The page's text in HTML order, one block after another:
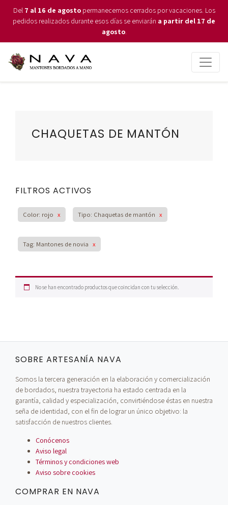
Del 7 al 16 de agostopermanecemos cerrados por vacaciones. Los
pedidos realizados durante esos días se enviarán a partir del 17 de
agosto.
CHAQUETAS DE MANTÓN
FILTROS ACTIVOS
Color: rojo x Tipo: Chaquetas de mantón x
Tag: Mantones de novia x
No se han encontrado productos que coincidan con tu selección.
SOBRE ARTESANÍA NAVA
Somos la tercera generación en la elaboración y comercialización
de bordados, nuestra trayectoria ha estado centrada en la
garantía, calidad y especialización, convirtiéndose éstas en nuestra
seña de identidad, con el fin de lograr un único objetivo: la
satisfacción de nuestros clientes.
Conócenos
Aviso legal
Términos y condiciones web
Aviso sobre cookies
COMPRAR EN NAVA